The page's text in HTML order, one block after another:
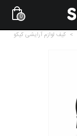
0
> کیف لوازم آرایشی کیکو